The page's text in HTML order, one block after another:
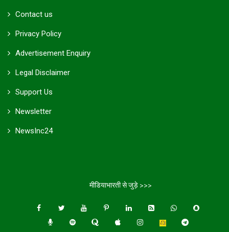
Contact us
Privacy Policy
Advertisement Enquiry
Legal Disclaimer
Support Us
Newsletter
NewsInc24
मीडियाभारती से जुड़े >>>